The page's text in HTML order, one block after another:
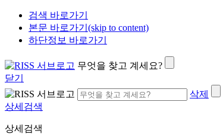
검색 바로가기
본문 바로가기(skip to content)
하단정보 바로가기
무엇을 찾고 계세요?
닫기
삭제
상세검색
상세검색